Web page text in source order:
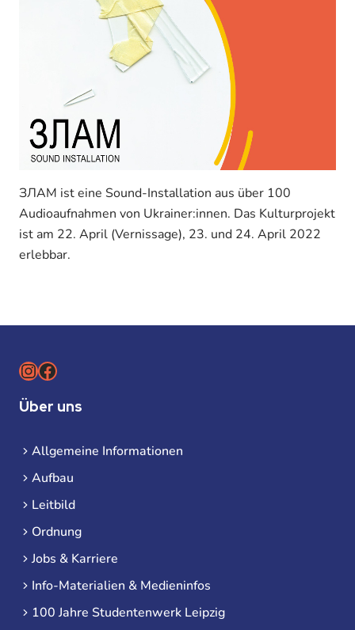
ЗЛАМ ist eine Sound-Installation aus über 100
Audioaufnahmen von Ukrainer:innen. Das Kulturprojekt
ist am 22. April (Vernissage), 23. und 24. April 2022
erlebbar.
Instagram
Facebook
Über uns
Allgemeine Informationen
Aufbau
Leitbild
Ordnung
Jobs & Karriere
Info-Materialien & Medieninfos
100 Jahre Studentenwerk Leipzig